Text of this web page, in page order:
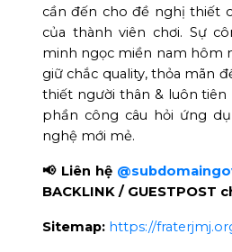
cần đến cho đề nghị thiết
của thành viên chơi. Sự
minh ngọc miền nam hôm
giữ chắc quality, thỏa mãn
thiết người thân & luôn
phần công câu hỏi ứng
nghệ mới mẻ.
📢 Liên hệ
BACKLINK / GUESTPOST
Sitemap: https://